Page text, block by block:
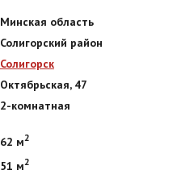
Минская область
Солигорский район
Солигорск
Октябрьская, 47
2-комнатная
62 м2
51 м2